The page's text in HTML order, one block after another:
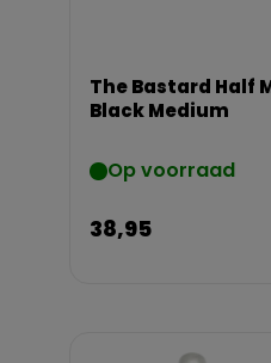
The Bastard Half
Black Medium
Op voorraad
38,95